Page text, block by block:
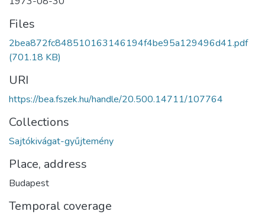
Files
2bea872fc848510163146194f4be95a129496d41.pdf
(701.18 KB)
URI
https://bea.fszek.hu/handle/20.500.14711/107764
Collections
Sajtókivágat-gyűjtemény
Place, address
Budapest
Temporal coverage